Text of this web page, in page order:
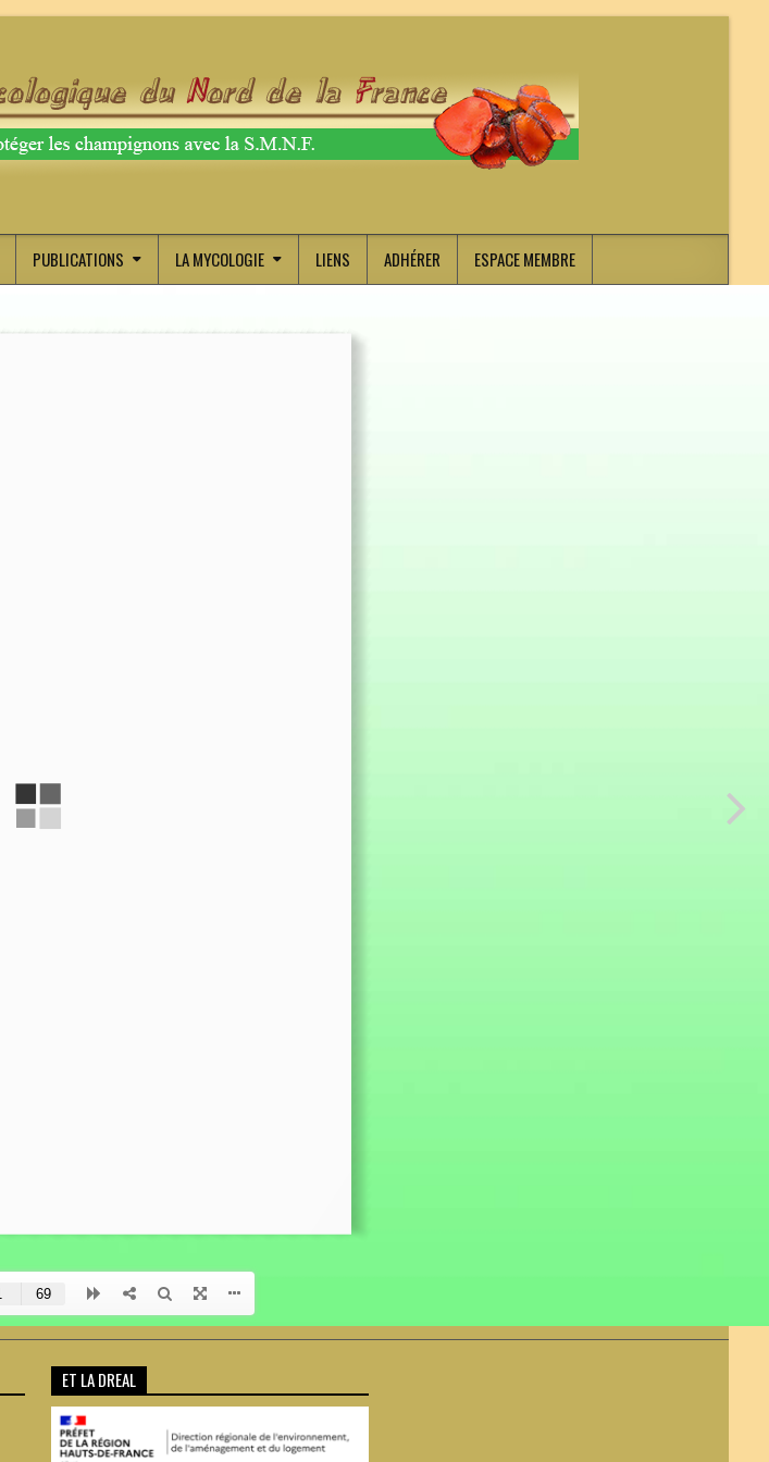
PUBLICATIONS LA MYCOLOGIE LIENS ADHÉRER ESPACE MEMBRE
ET LA DREAL